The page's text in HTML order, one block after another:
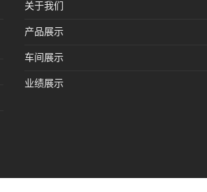
关于我们
产品展示
车间展示
业绩展示